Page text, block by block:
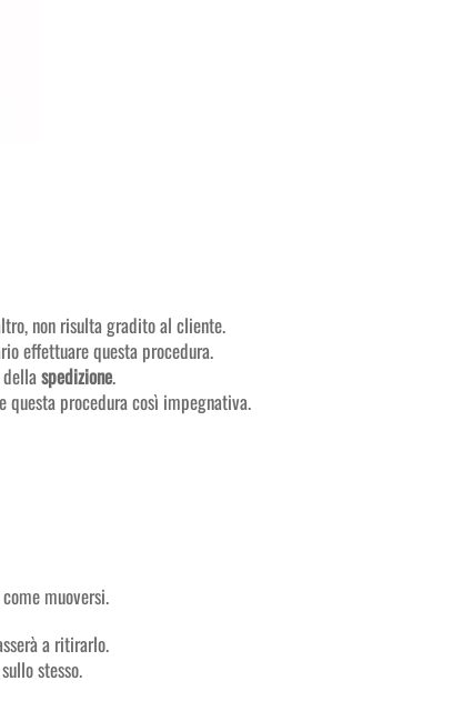
non risulta gradito al cliente.
effettuare questa procedura.
spedizione.
questa procedura così impegnativa.
muoversi.
a ritirarlo.
stesso.